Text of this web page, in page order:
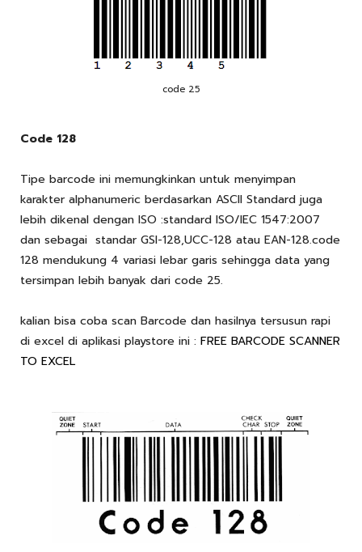
code 25
Code 128
Tipe barcode ini memungkinkan untuk menyimpan
karakter alphanumeric berdasarkan ASCII Standard juga
lebih dikenal dengan ISO :standard ISO/IEC 1547:2007
dan sebagai standar GSI-128,UCC-128 atau EAN-128.code
128 mendukung 4 variasi lebar garis sehingga data yang
tersimpan lebih banyak dari code 25.
kalian bisa coba scan Barcode dan hasilnya tersusun rapi
di excel di aplikasi playstore ini : FREE BARCODE SCANNER
TO EXCEL